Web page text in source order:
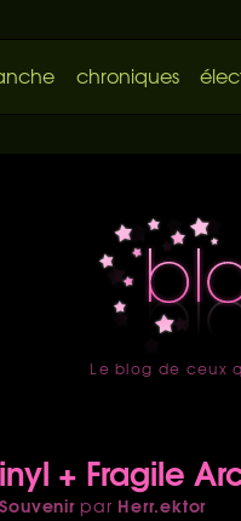
chroniques
accueil
Le blog de ceux
+ Fragile
Souvenirpar Herr.ektor